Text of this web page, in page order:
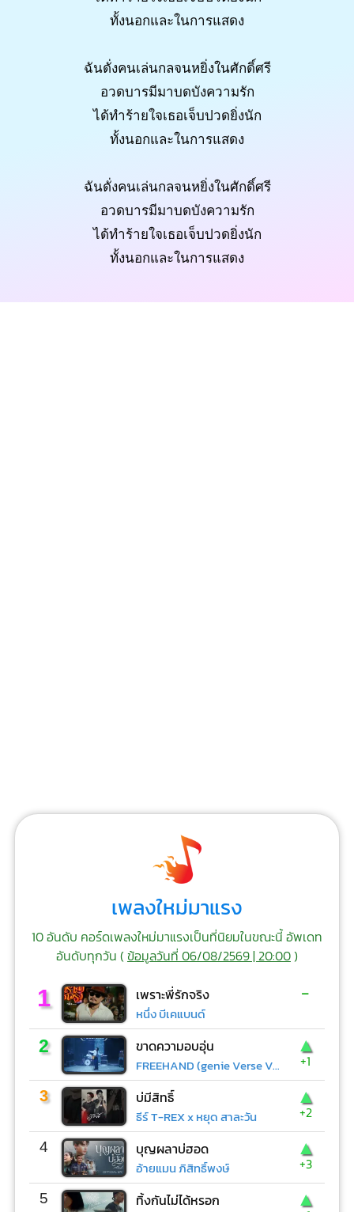
ทั้งนอกและในการแสดง
ฉันดั่งคนเล่นกลจนหยิ่งในศักดิ์ศรี
อวดบารมีมาบดบังความรัก
ได้ทำร้ายใจเธอเจ็บปวดยิ่งนัก
ทั้งนอกและในการแสดง
ฉันดั่งคนเล่นกลจนหยิ่งในศักดิ์ศรี
อวดบารมีมาบดบังความรัก
ได้ทำร้ายใจเธอเจ็บปวดยิ่งนัก
ทั้งนอกและในการแสดง
เพลงใหม่มาแรง
10 อันดับ คอร์ดเพลงใหม่มาแรงเป็นที่นิยมในขณะนี้ อัพเดท
อันดับทุกวัน (ข้อมูลวันที่ 06/08/2569 | 20:00)
1 เพราะพี่รักจริง
หนึ่ง บีเคแบนด์
-
2 ขาดความอบอุ่น
FREEHAND (genie Verse Vol.1)
▲
+1
3 บ่มีสิทธิ์
ธีร์ T-REX x หยุด สาละวัน
▲
+2
4 บุญผลาบ่ฮอด
อ้ายแมน ภิสิทธิ์พงษ์
▲
+3
5 ทิ้งกันไม่ได้หรอก ▲